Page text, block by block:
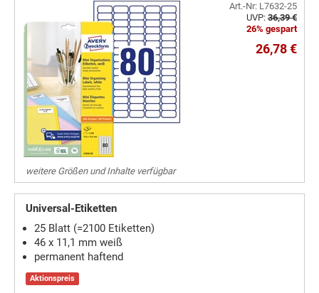
Art.-Nr: L7632-25
UVP: 36,39 €
26% gespart
26,78 €
weitere Größen und Inhalte verfügbar
Universal-Etiketten
25 Blatt (=2100 Etiketten)
46 x 11,1 mm weiß
permanent haftend
Aktionspreis